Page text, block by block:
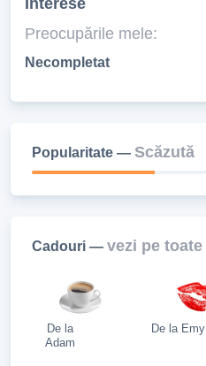
Interese
Preocupările mele:
Necompletat
Popularitate — Scăzută
Cadouri — vezi pe toate
De la
Adam
De la Emy